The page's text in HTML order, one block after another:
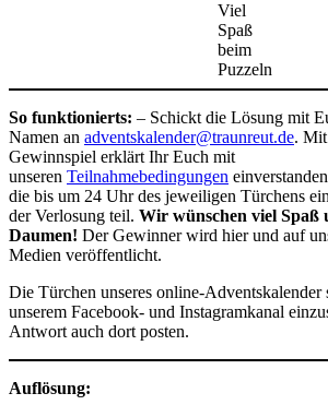
Viel
Spaß
beim
Puzzeln
So funktionierts: – Schickt die Lösung mit
Namen an adventskalender@traunreut.de.
Gewinnspiel erklärt Ihr Euch mit
unseren Teilnahmebedingungen
die bis um 24 Uhr des jeweiligen Türchens
der Verlosung teil. Wir wünschen viel Spaß
Daumen! Der Gewinner wird hier und auf
Medien veröffentlicht.
Die Türchen unseres online-Adventskalender
unserem Facebook- und Instagramkanal
Antwort auch dort posten.
Auflösung: